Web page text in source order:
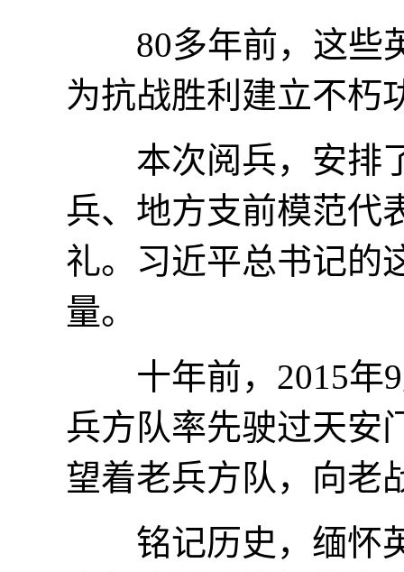
80多年前，这些英
为抗战胜利建立不朽
本次阅兵，安排了
兵、地方支前模范代
礼。习近平总书记的
量。
十年前，2015年9
兵方队率先驶过天安
望着老兵方队，向老
铭记历史，缅怀英